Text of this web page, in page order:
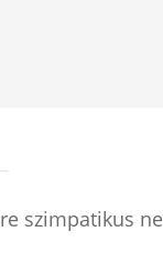
szimpatikus